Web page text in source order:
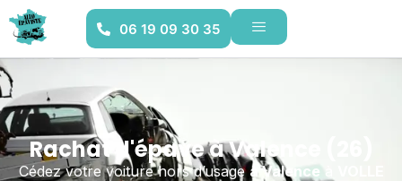
06 19 09 30 35
Rachat d'épave à Valence (26)
Cédez votre voiture hors d’usage à Valence